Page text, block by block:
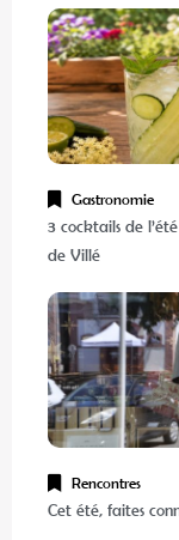
Gastronomie
3 cocktails de
de Villé
Rencontres
Cet été, faites